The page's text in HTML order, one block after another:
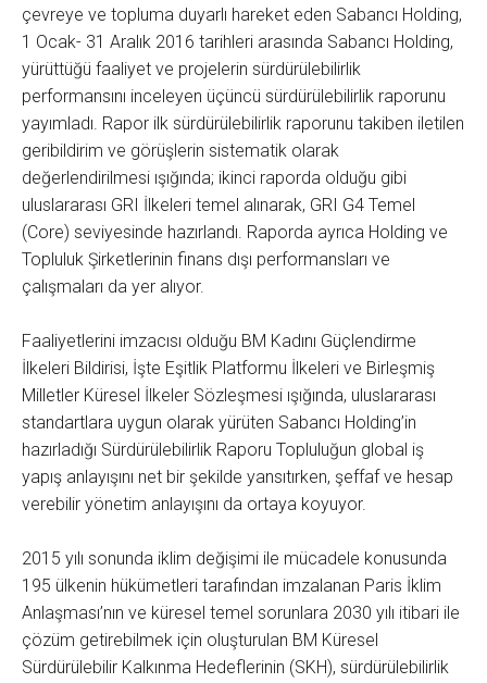
çevreye ve topluma duyarlı hareket eden Sabancı Holding,
1 Ocak- 31 Aralık 2016 tarihleri arasında Sabancı Holding,
yürüttüğü faaliyet ve projelerin sürdürülebilirlik
performansını inceleyen üçüncü sürdürülebilirlik raporunu
yayımladı. Rapor ilk sürdürülebilirlik raporunu takiben iletilen
geribildirim ve görüşlerin sistematik olarak
değerlendirilmesi ışığında; ikinci raporda olduğu gibi
uluslararası GRI İlkeleri temel alınarak, GRI G4 Temel
(Core) seviyesinde hazırlandı. Raporda ayrıca Holding ve
Topluluk Şirketlerinin finans dışı performansları ve
çalışmaları da yer alıyor.
Faaliyetlerini imzacısı olduğu BM Kadını Güçlendirme
İlkeleri Bildirisi, İşte Eşitlik Platformu İlkeleri ve Birleşmiş
Milletler Küresel İlkeler Sözleşmesi ışığında, uluslararası
standartlara uygun olarak yürüten Sabancı Holding’in
hazırladığı Sürdürülebilirlik Raporu Topluluğun global iş
yapış anlayışını net bir şekilde yansıtırken, şeffaf ve hesap
verebilir yönetim anlayışını da ortaya koyuyor.
2015 yılı sonunda iklim değişimi ile mücadele konusunda
195 ülkenin hükümetleri tarafından imzalanan Paris İklim
Anlaşması’nın ve küresel temel sorunlara 2030 yılı itibari ile
çözüm getirebilmek için oluşturulan BM Küresel
Sürdürülebilir Kalkınma Hedeflerinin (SKH), sürdürülebilirlik